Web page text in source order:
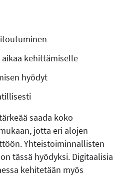
kehittämiselle
hyödyt
saada koko
jotta eri alojen
Yhteistoiminnallisten
tässä hyödyksi. Digitaalisia
kehitetään myös